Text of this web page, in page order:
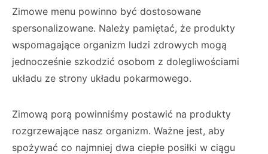
Zimowe menu powinno być dostosowane
spersonalizowane. Należy pamiętać, że produkty
wspomagające organizm ludzi zdrowych mogą
jednocześnie szkodzić osobom z dolegliwościami
układu ze strony układu pokarmowego.
Zimową porą powinniśmy postawić na produkty
rozgrzewające nasz organizm. Ważne jest, aby
spożywać co najmniej dwa ciepłe posiłki w ciągu